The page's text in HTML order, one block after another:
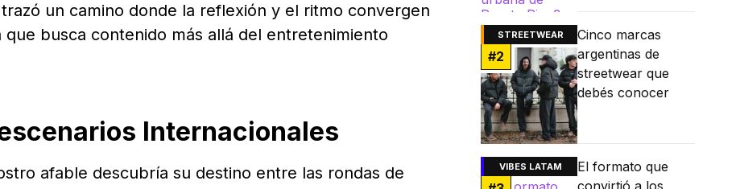
un camino donde la reflexión y el ritmo convergen
busca contenido más allá del entretenimiento
Internacionales
afable descubría su destino entre las rondas de
STREETWEAR
#2
Cinco marcas
argentinas de
streetwear que
debés conocer
VIBES LATAM
El formato que